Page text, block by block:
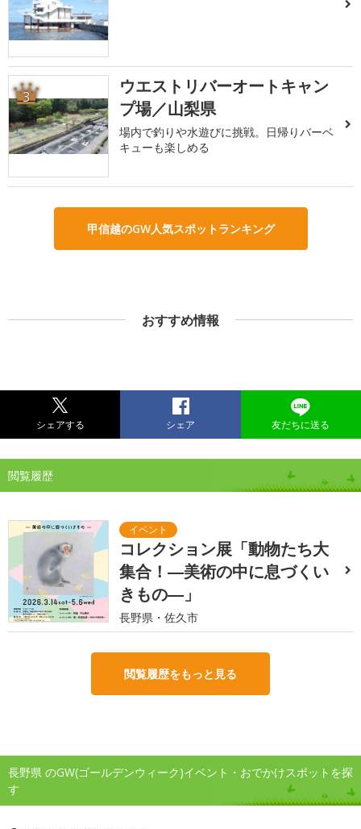
3
ウエストリバーオートキャン
プ場／山梨県
場内で釣りや水遊びに挑戦。日帰りバーベ
キューも楽しめる
甲信越のGW人気スポットランキング
おすすめ情報
シェアする シェア 友だちに送る
閲覧履歴
コレクション展「動物たち大
集合！―美術の中に息づくい
きもの―」
長野県・佐久市
閲覧履歴をもっと見る
長野県 のGW(ゴールデンウィーク)イベント・おでかけスポットを探
す